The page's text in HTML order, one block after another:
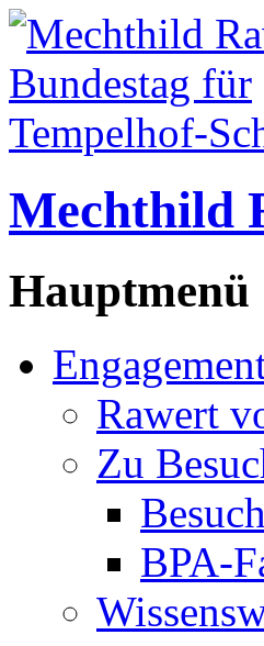
Mechthild
Hauptmenü
Rawert
Zu
BPA-